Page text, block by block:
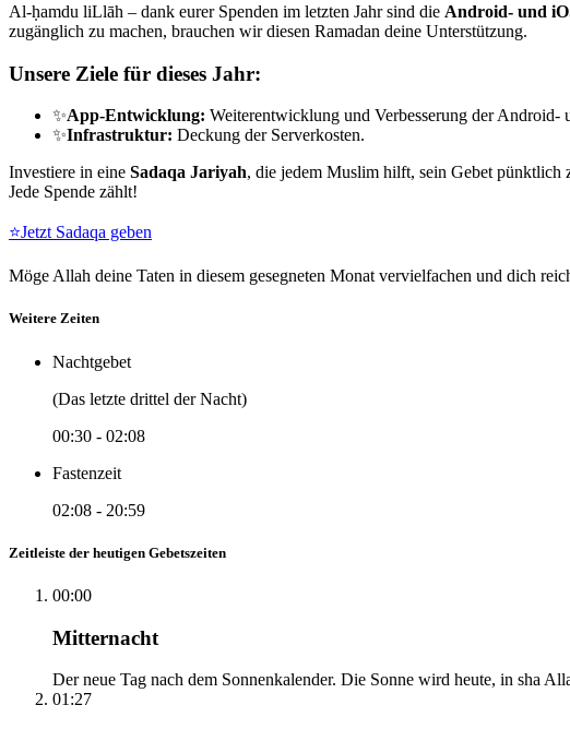
Al-ḥamdu liLlāh – dank eurer Spenden im letzten Jahr sind die Android- und
zugänglich zu machen, brauchen wir diesen Ramadan deine Unterstützung.
Unsere Ziele für dieses Jahr:
✨App-Entwicklung: Weiterentwicklung und Verbesserung der Android-
✨Infrastruktur: Deckung der Serverkosten.
Investiere in eine Sadaqa Jariyah, die jedem Muslim hilft, sein Gebet pünktlich
Jede Spende zählt!
⭐Jetzt Sadaqa geben
Möge Allah deine Taten in diesem gesegneten Monat vervielfachen und dich
Weitere Zeiten
Nachtgebet
(Das letzte drittel der Nacht)
00:30 - 02:08
Fastenzeit
02:08 - 20:59
Zeitleiste der heutigen Gebetszeiten
00:00
Mitternacht
Der neue Tag nach dem Sonnenkalender. Die Sonne wird heute, in sha
01:27